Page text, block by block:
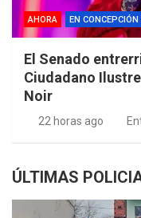
AHORA EN
El Senado
Ciudadano
Noir
22 horas ago
ÚLTIMAS